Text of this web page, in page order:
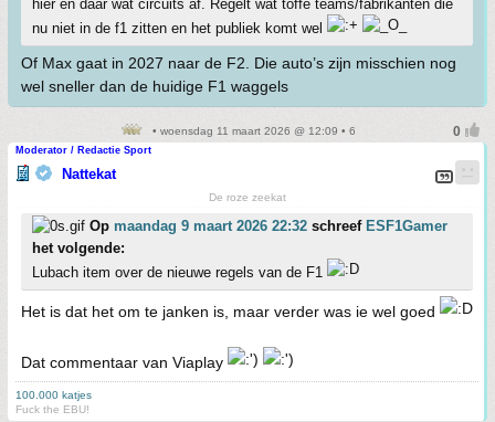
hier en daar wat circuits af. Regelt wat toffe teams/fabrikanten die
nu niet in de f1 zitten en het publiek komt wel
Of Max gaat in 2027 naar de F2. Die auto’s zijn misschien nog
wel sneller dan de huidige F1 waggels
• woensdag 11 maart 2026 @ 12:09 • 6
Moderator / Redactie Sport
Nattekat
De roze zeekat
Op maandag 9 maart 2026 22:32 schreef ESF1Gamer
het volgende:
Lubach item over de nieuwe regels van de F1
Het is dat het om te janken is, maar verder was ie wel goed
Dat commentaar van Viaplay
100.000 katjes
Fuck the EBU!